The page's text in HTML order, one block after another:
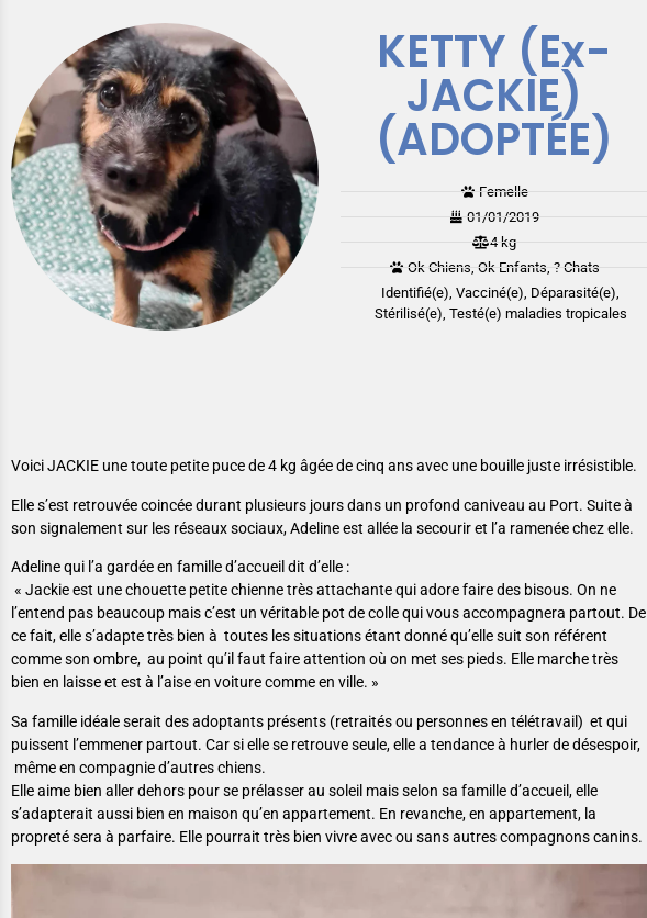
KETTY (Ex-
JACKIE)
(ADOPTÉE)
Femelle
01/01/2019
4 kg
Ok Chiens, Ok Enfants, ? Chats
Identifié(e), Vacciné(e), Déparasité(e),
Stérilisé(e), Testé(e) maladies tropicales
Voici JACKIE une toute petite puce de 4 kg âgée de cinq ans avec une bouille juste irrésistible.
Elle s’est retrouvée coincée durant plusieurs jours dans un profond caniveau au Port. Suite à
son signalement sur les réseaux sociaux, Adeline est allée la secourir et l’a ramenée chez elle.
Adeline qui l’a gardée en famille d’accueil dit d’elle :
« Jackie est une chouette petite chienne très attachante qui adore faire des bisous. On ne
l’entend pas beaucoup mais c’est un véritable pot de colle qui vous accompagnera partout. De
ce fait, elle s’adapte très bien à toutes les situations étant donné qu’elle suit son référent
comme son ombre, au point qu’il faut faire attention où on met ses pieds. Elle marche très
bien en laisse et est à l’aise en voiture comme en ville. »
Sa famille idéale serait des adoptants présents (retraités ou personnes en télétravail) et qui
puissent l’emmener partout. Car si elle se retrouve seule, elle a tendance à hurler de désespoir,
même en compagnie d’autres chiens.
Elle aime bien aller dehors pour se prélasser au soleil mais selon sa famille d’accueil, elle
s’adapterait aussi bien en maison qu’en appartement. En revanche, en appartement, la
propreté sera à parfaire. Elle pourrait très bien vivre avec ou sans autres compagnons canins.